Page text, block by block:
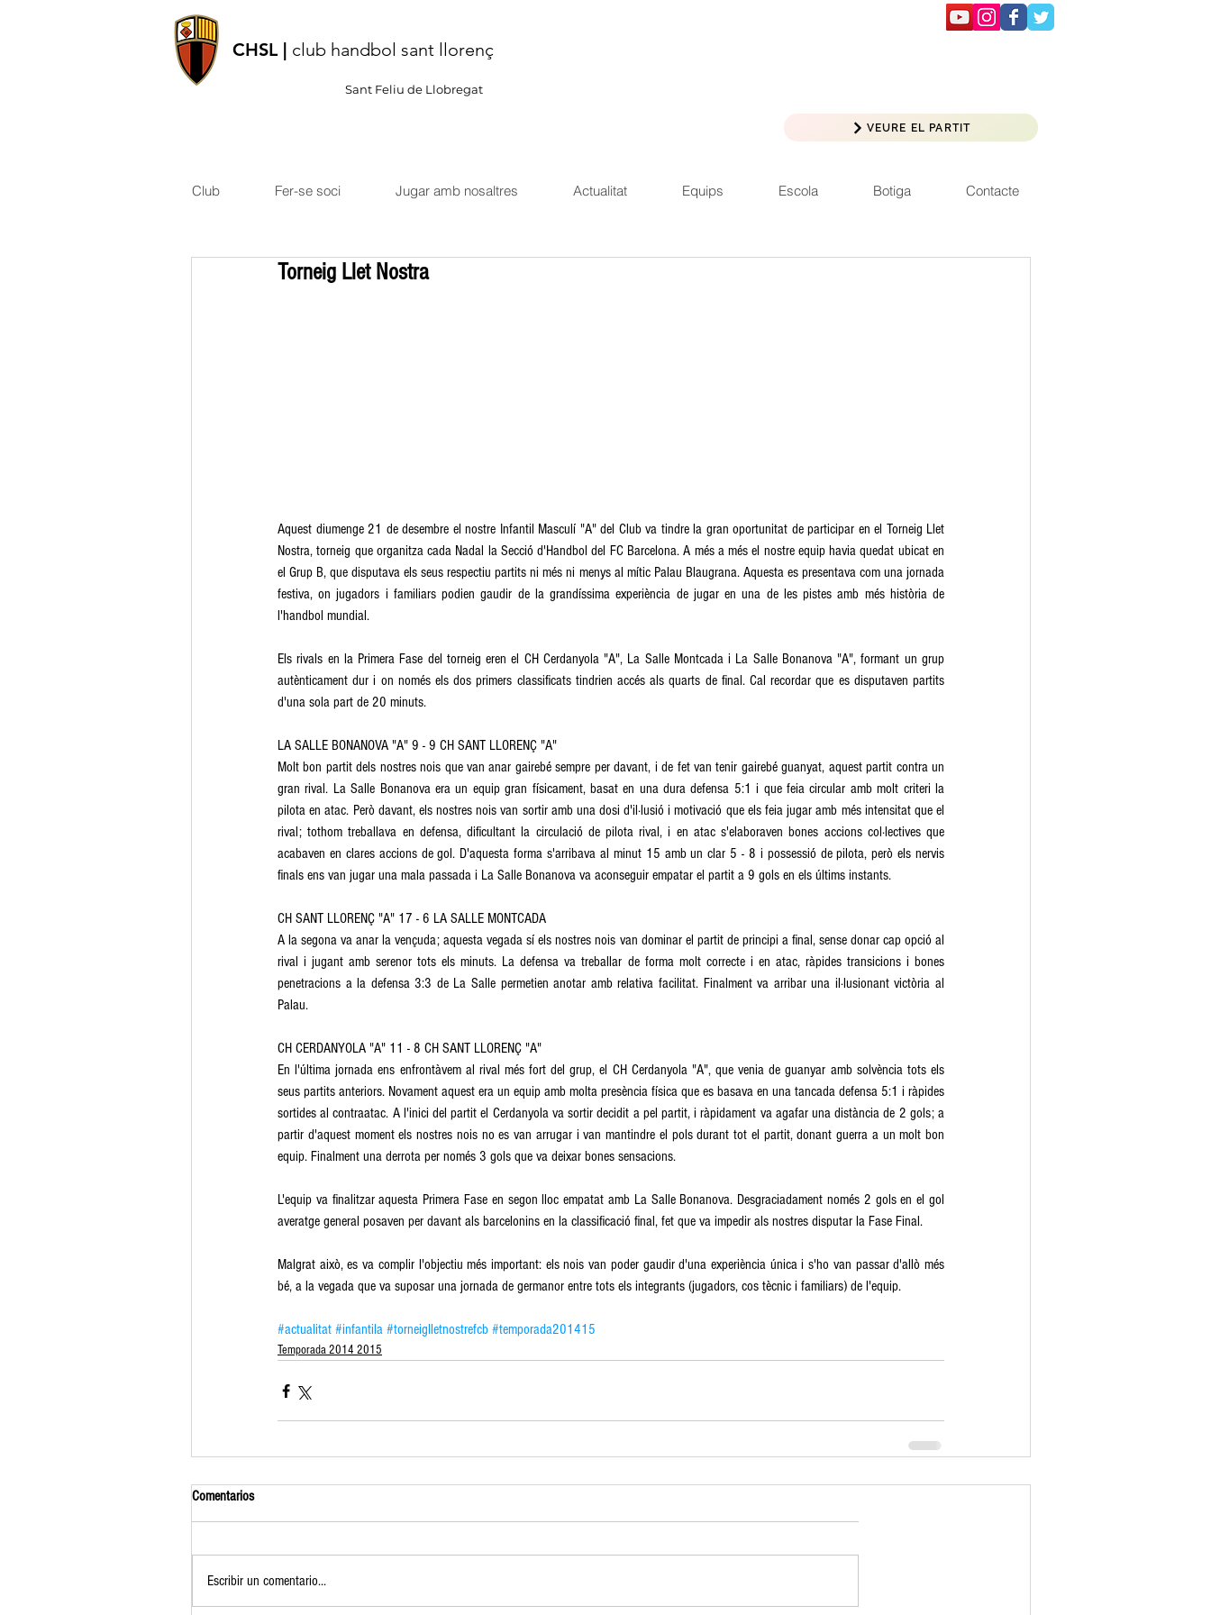
CHSL | club handbol sant llorenç
Sant Feliu de Llobregat
VEURE EL PARTIT
Club Fer-se soci Jugar amb nosaltres Actualitat Equips Escola Botiga Contacte
Torneig Llet Nostra
Aquest diumenge 21 de desembre el nostre Infantil Masculí "A" del Club va tindre la gran oportunitat de participar en el Torneig Llet
Nostra, torneig que organitza cada Nadal la Secció d'Handbol del FC Barcelona. A més a més el nostre equip havia quedat ubicat en
el Grup B, que disputava els seus respectiu partits ni més ni menys al mític Palau Blaugrana. Aquesta es presentava com una jornada
festiva, on jugadors i familiars podien gaudir de la grandíssima experiència de jugar en una de les pistes amb més història de
l'handbol mundial.
Els rivals en la Primera Fase del torneig eren el CH Cerdanyola "A", La Salle Montcada i La Salle Bonanova "A", formant un grup
autènticament dur i on només els dos primers classificats tindrien accés als quarts de final. Cal recordar que es disputaven partits
d'una sola part de 20 minuts.
LA SALLE BONANOVA "A" 9 - 9 CH SANT LLORENÇ "A"
Molt bon partit dels nostres nois que van anar gairebé sempre per davant, i de fet van tenir gairebé guanyat, aquest partit contra un
gran rival. La Salle Bonanova era un equip gran físicament, basat en una dura defensa 5:1 i que feia circular amb molt criteri la
pilota en atac. Però davant, els nostres nois van sortir amb una dosi d'il·lusió i motivació que els feia jugar amb més intensitat que el
rival; tothom treballava en defensa, dificultant la circulació de pilota rival, i en atac s'elaboraven bones accions col·lectives que
acabaven en clares accions de gol. D'aquesta forma s'arribava al minut 15 amb un clar 5 - 8 i possessió de pilota, però els nervis
finals ens van jugar una mala passada i La Salle Bonanova va aconseguir empatar el partit a 9 gols en els últims instants.
CH SANT LLORENÇ "A" 17 - 6 LA SALLE MONTCADA
A la segona va anar la vençuda; aquesta vegada sí els nostres nois van dominar el partit de principi a final, sense donar cap opció al
rival i jugant amb serenor tots els minuts. La defensa va treballar de forma molt correcte i en atac, ràpides transicions i bones
penetracions a la defensa 3:3 de La Salle permetien anotar amb relativa facilitat. Finalment va arribar una il·lusionant victòria al
Palau.
CH CERDANYOLA "A" 11 - 8 CH SANT LLORENÇ "A"
En l'última jornada ens enfrontàvem al rival més fort del grup, el CH Cerdanyola "A", que venia de guanyar amb solvència tots els
seus partits anteriors. Novament aquest era un equip amb molta presència física que es basava en una tancada defensa 5:1 i ràpides
sortides al contraatac. A l'inici del partit el Cerdanyola va sortir decidit a pel partit, i ràpidament va agafar una distància de 2 gols; a
partir d'aquest moment els nostres nois no es van arrugar i van mantindre el pols durant tot el partit, donant guerra a un molt bon
equip. Finalment una derrota per només 3 gols que va deixar bones sensacions.
L'equip va finalitzar aquesta Primera Fase en segon lloc empatat amb La Salle Bonanova. Desgraciadament només 2 gols en el gol
averatge general posaven per davant als barcelonins en la classificació final, fet que va impedir als nostres disputar la Fase Final.
Malgrat això, es va complir l'objectiu més important: els nois van poder gaudir d'una experiència única i s'ho van passar d'allò més
bé, a la vegada que va suposar una jornada de germanor entre tots els integrants (jugadors, cos tècnic i familiars) de l'equip.
#actualitat #infantila #torneiglletnostrefcb #temporada201415
Temporada 2014 2015
Comentarios
Escribir un comentario...